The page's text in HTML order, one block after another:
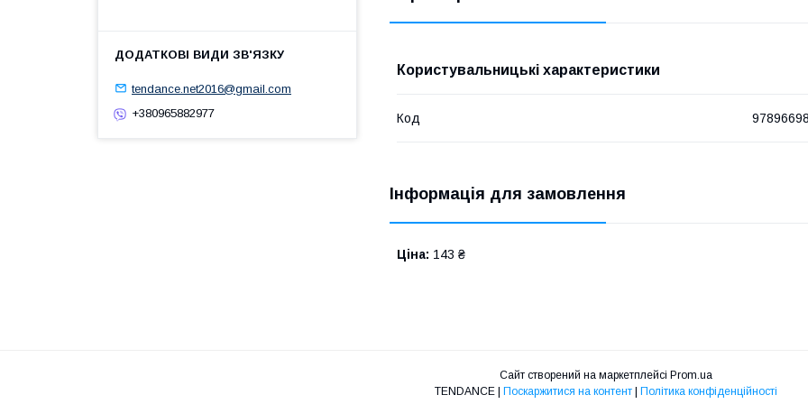
Користувальницькі характеристики
Код
Інформація для замовлення
Ціна: 143 ₴
tendance.net2016@gmail.com
+380965882977
Сайт створений на маркетплейсі Prom.ua
TENDANCE | Поскаржитися на контент | Політика конфіденційності